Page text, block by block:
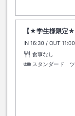
【★学生様限定★
IN チェックイン
16:30 / OUT チェ
11:00
食事なし
スタンダード ツ